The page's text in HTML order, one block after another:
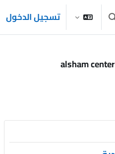
إدخال البحثتسجيل الدخول
alsham center